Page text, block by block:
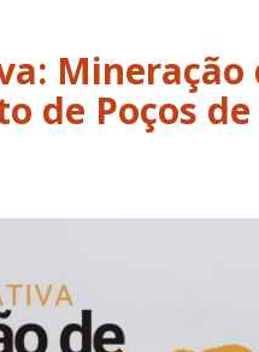
Mineração
de Poços